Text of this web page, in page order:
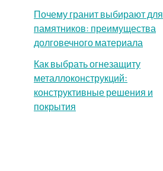
Почему гранит выбирают для
памятников: преимущества
долговечного материала
Как выбрать огнезащиту
металлоконструкций:
конструктивные решения и
покрытия